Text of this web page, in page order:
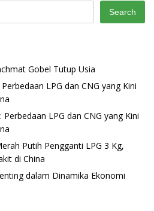
Search
Gobel Tutup Usia
LPG dan CNG yang Kini
LPG dan CNG yang Kini
Putih Pengganti LPG 3 Kg,
di China
dalam Dinamika Ekonomi